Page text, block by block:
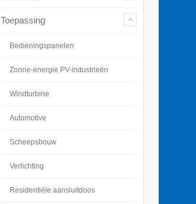
Toepassing
Bedieningspanelen
Zonne-energie PV-industrieën
Windturbine
Automotive
Scheepsbouw
Verlichting
Residentiële aansluitdoos